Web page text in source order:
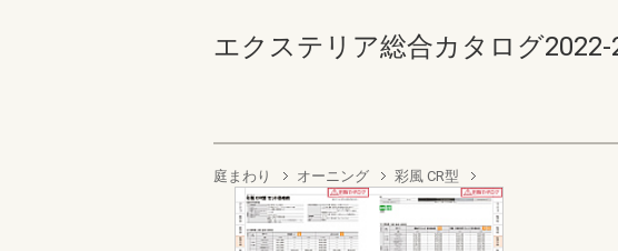
エクステリア総合カタログ2022-
庭まわり オーニング 彩風 CR型